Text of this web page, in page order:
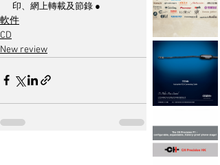
印、網上轉載及節錄 ●
軟件
CD
New review